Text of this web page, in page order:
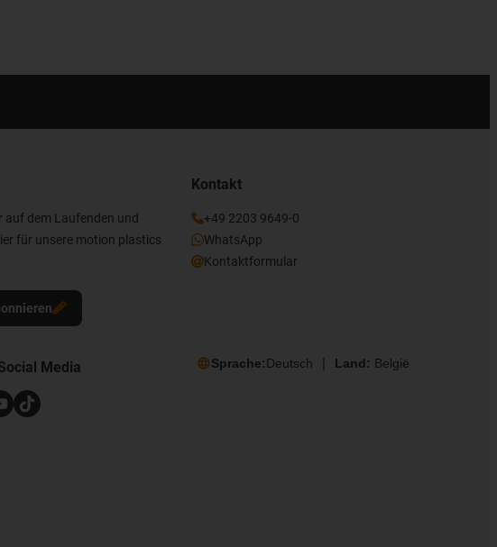
auf dem Laufenden und
für unsere motion plastics
Kontakt
+49 2203 9649-0
WhatsApp
Kontaktformular
Media Sprache:Deutsch Land: België